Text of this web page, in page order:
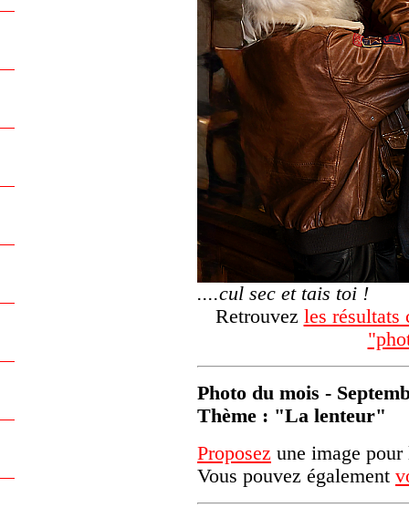
....cul sec et tais toi !
Retrouvez les résultats
Photo du mois -
Thème : "La lenteur"
Proposez une image
Vous pouvez également